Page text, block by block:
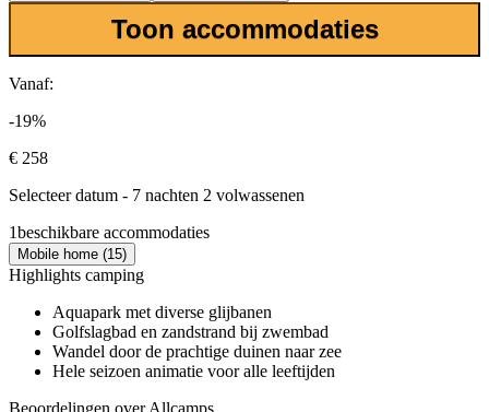
Toon accommodaties
Vanaf:
-19%
€ 258
Selecteer datum - 7 nachten 2 volwassenen
1beschikbare accommodaties
Mobile home (15)
Highlights camping
Aquapark met diverse glijbanen
Golfslagbad en zandstrand bij zwembad
Wandel door de prachtige duinen naar zee
Hele seizoen animatie voor alle leeftijden
Beoordelingen over Allcamps